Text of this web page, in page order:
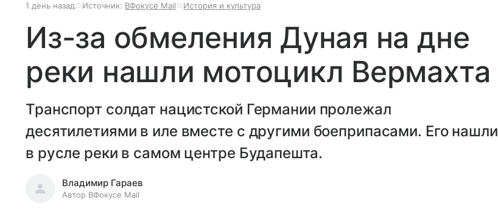
1 день назад Источник: ВФокусе Mail История и культура
Из-за обмеления Дуная на дне
реки нашли мотоцикл Вермахта
Транспорт солдат нацистской Германии пролежал
десятилетиями в иле вместе с другими боеприпасами. Его нашли
в русле реки в самом центре Будапешта.
Владимир Гараев
Автор ВФокусе Mail